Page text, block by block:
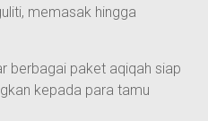
memasak hingga
berbagai paket aqiqah siap
kepada para tamu